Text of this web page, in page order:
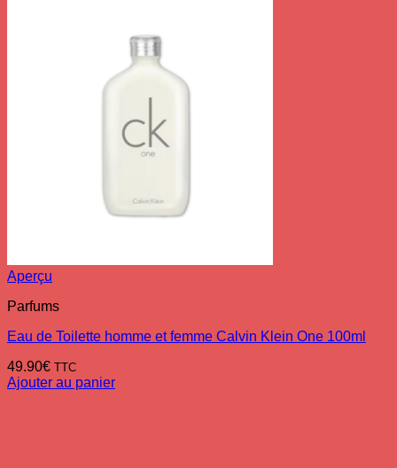
Aperçu
Parfums
Eau de Toilette homme et femme Calvin Klein One 100ml
49.90€ TTC
Ajouter au panier